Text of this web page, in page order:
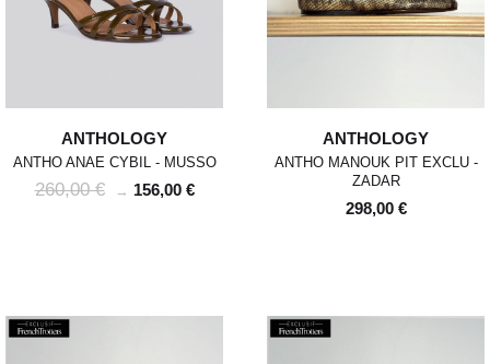
ANTHOLOGY
ANTHO ANAE CYBIL - MUSSO
260,00 € → 156,00 €
ANTHOLOGY
ANTHO MANOUK PIT EXCLU -
ZADAR
298,00 €